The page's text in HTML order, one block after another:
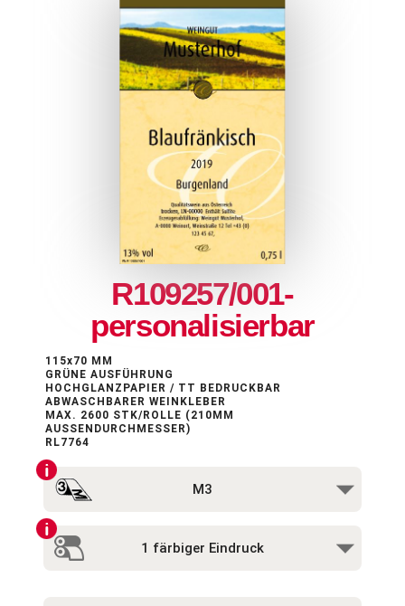
R109257/001-
personalisierbar
115x70 MM
GRÜNE AUSFÜHRUNG
HOCHGLANZPAPIER / TT BEDRUCKBAR
ABWASCHBARER WEINKLEBER
MAX. 2600 STK/ROLLE (210MM
AUSSENDURCHMESSER)
RL7764